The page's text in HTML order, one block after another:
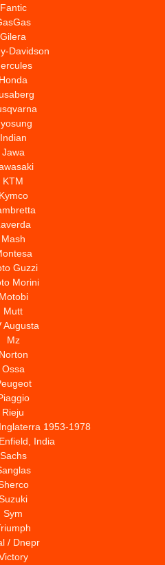
Fantic
Gilera
Davidson
Honda
Indian
Jawa
KTM
Kymco
Mash
Guzzi
Morini
Motobi
Mutt
Augusta
Mz
Norton
Ossa
Rieju
1953-1978
India
Sachs
Sym
/ Dnepr